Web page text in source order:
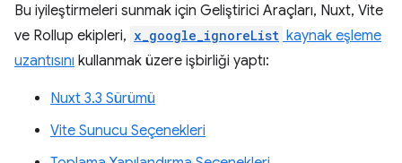
Bu iyileştirmeleri sunmak için Geliştirici Araçları, Nuxt, Vite
ve Rollup ekipleri, x_google_ignoreList kaynak eşleme
uzantısını kullanmak üzere işbirliği yaptı:
Nuxt 3.3 Sürümü
Vite Sunucu Seçenekleri